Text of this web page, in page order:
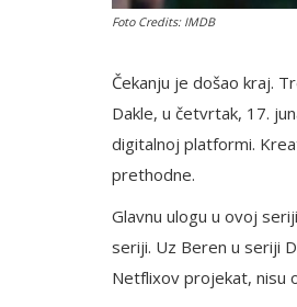
Foto Credits: IMDB
Čekanju je došao kraj.
Dakle, u četvrtak, 17.
digitalnoj platformi.
prethodne.
Glavnu ulogu u ovoj
seriji. Uz Beren u seriji
Netflixov projekat, nisu